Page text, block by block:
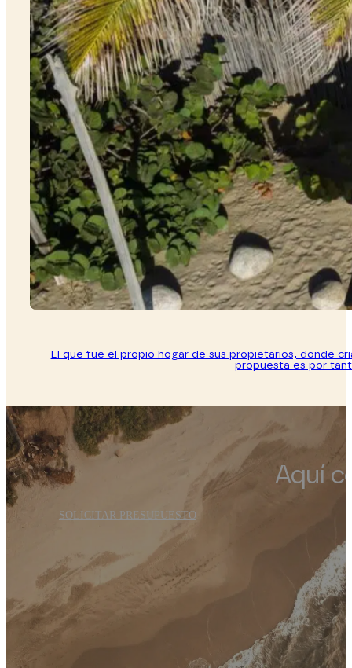
El que fue el propio hogar de sus propietarios, donde
propuesta es por
Aquí
SOLICITAR PRESUPUESTO